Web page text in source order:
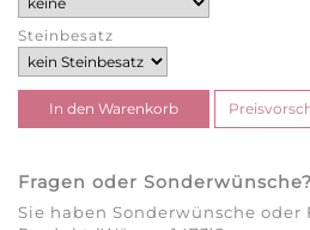
Steinbesatz
Fragen oder Sonderwünsche?
Sie haben Sonderwünsche oder